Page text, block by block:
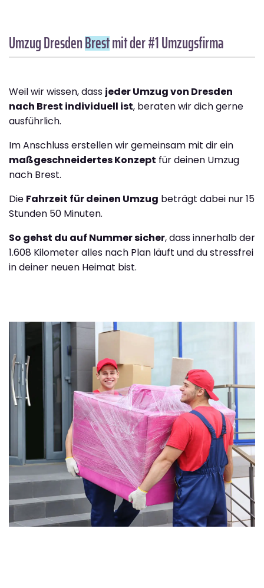
Umzug DresdenBrestmit der #1 Umzugsfirma
Weil wir wissen, dass jeder Umzug von Dresden
nach Brest individuell ist, beraten wir dich gerne
ausführlich.
Im Anschluss erstellen wir gemeinsam mit dir ein
maßgeschneidertes Konzept für deinen Umzug
nach Brest.
Die Fahrzeit für deinen Umzug beträgt dabei nur 15
Stunden 50 Minuten.
So gehst du auf Nummer sicher, dass innerhalb der
1.608 Kilometer alles nach Plan läuft und du stressfrei
in deiner neuen Heimat bist.